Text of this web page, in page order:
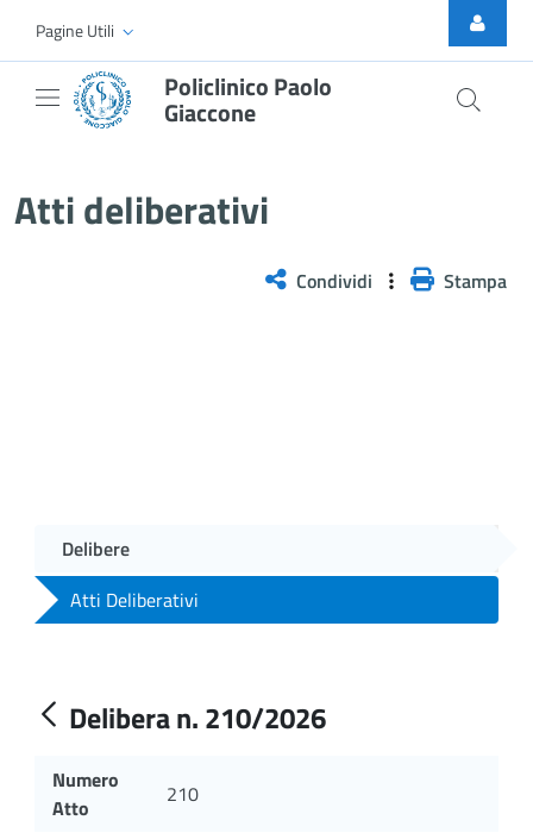
Skip to Main Content
Pagine Utili
Policlinico Paolo
Giaccone
Atti deliberativi
Condividi Stampa
Delibere
Atti Deliberativi
Delibera n. 210/2026
Numero
Atto
210